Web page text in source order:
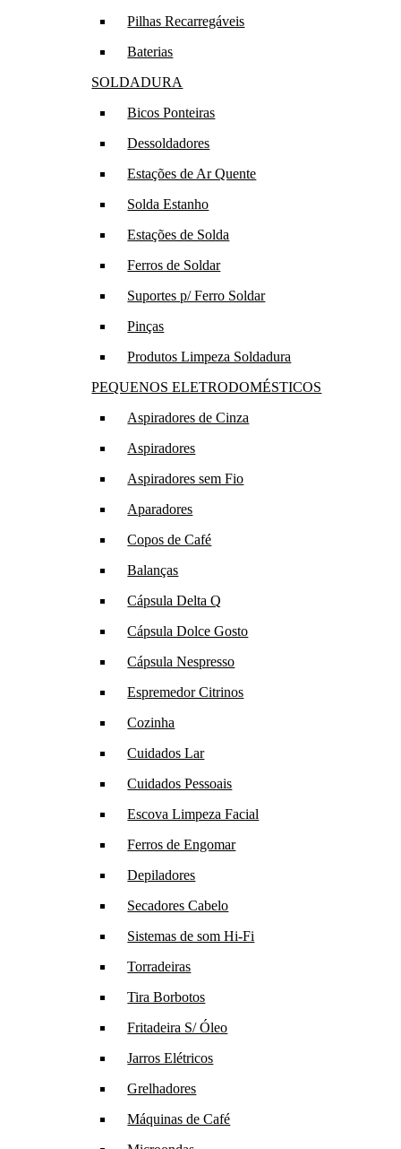
Pilhas Recarregáveis
Baterias
SOLDADURA
Bicos Ponteiras
Dessoldadores
Estações de Ar Quente
Solda Estanho
Estações de Solda
Ferros de Soldar
Suportes p/ Ferro Soldar
Pinças
Produtos Limpeza Soldadura
PEQUENOS ELETRODOMÉSTICOS
Aspiradores de Cinza
Aspiradores
Aspiradores sem Fio
Aparadores
Copos de Café
Balanças
Cápsula Delta Q
Cápsula Dolce Gosto
Cápsula Nespresso
Espremedor Citrinos
Cozinha
Cuidados Lar
Cuidados Pessoais
Escova Limpeza Facial
Ferros de Engomar
Depiladores
Secadores Cabelo
Sistemas de som Hi-Fi
Torradeiras
Tira Borbotos
Fritadeira S/ Óleo
Jarros Elétricos
Grelhadores
Máquinas de Café